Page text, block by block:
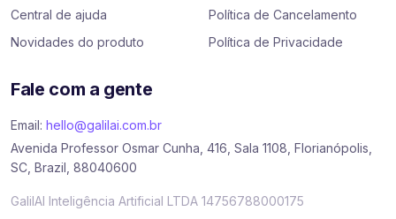
Central de ajuda
Novidades do produto
Política de Cancelamento
Política de Privacidade
Fale com a gente
Email: hello@galilai.com.br
Avenida Professor Osmar Cunha, 416, Sala 1108, Florianópolis,
SC, Brazil, 88040600
GalilAI Inteligência Artificial LTDA 14756788000175